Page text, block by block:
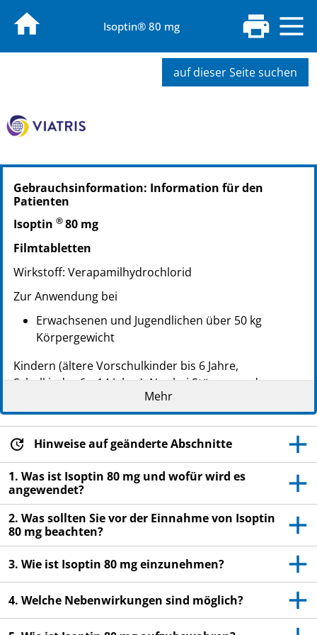
Isoptin® 80 mg
auf dieser Seite suchen
PZN: 01284330
PPN: 110128433086
NTIN: 04150012843303
PZN: 01976772
PPN: 110197677241
NTIN: 04150019767725
Gebrauchsinformation: Information für den
Patienten
Isoptin ®80 mg
Filmtabletten
Wirkstoff: Verapamilhydrochlorid
Zur Anwendung bei
Erwachsenen und Jugendlichen über 50 kg
Körpergewicht
Kindern (ältere Vorschulkinder bis 6 Jahre,
Schulkinder 6 – 14 Jahre): Nur bei Störungen der
Lesen Sie die gesamte Packungsbeilage sorgfältig
durch, bevor Sie mit der Einnahme dieses
Arzneimittels beginnen, denn sie enthält wichtige
Informationen.
Heben Sie die Packungsbeilage auf. Vielleicht
möchten Sie diese später nochmals lesen.
Wenn Sie weitere Fragen haben, wenden Sie sich
an Ihren Arzt oder Apotheker.
Dieses Arzneimittel wurde Ihnen persönlich
verschrieben. Geben Sie es nicht an Dritte weiter.
Es kann anderen Menschen schaden, auch wenn
Mehr
Hinweise auf geänderte Abschnitte
1. Was ist Isoptin 80 mg und wofür wird es
angewendet?
2. Was sollten Sie vor der Einnahme von Isoptin
80 mg beachten?
3. Wie ist Isoptin 80 mg einzunehmen?
4. Welche Nebenwirkungen sind möglich?